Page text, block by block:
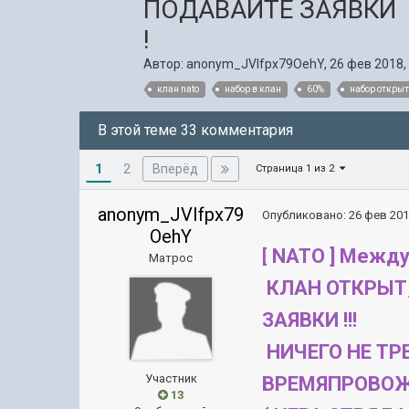
ПОДАВАЙТЕ ЗАЯВКИ
!
Автор:anonym_JVIfpx79OehY, 26 фев 2018,
клан nato набор в клан 60% набор открыт
В этой теме 33 комментария
1 2 Вперёд Страница 1 из 2
anonym_JVIfpx79
OehY
Матрос
Участник
13
Опубликовано:26 фев
[ NATO ]
КЛАН ОТКРЫТ,
ЗАЯВКИ !!!
НИЧЕГО НЕ